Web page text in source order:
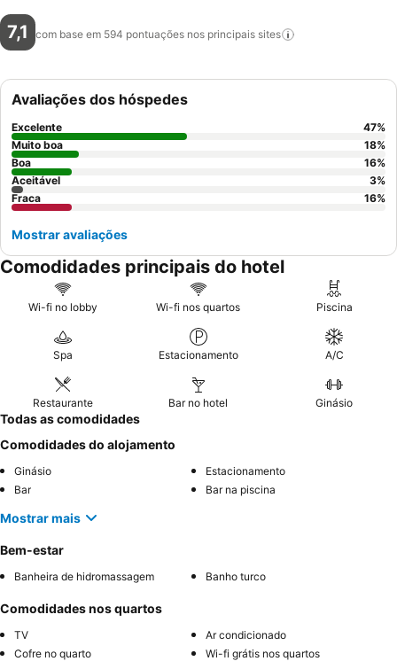
7,1 com base em 594 pontuações nos principais sites
Avaliações dos hóspedes
Excelente 47%
Muito boa
18%
Boa
16%
Aceitável
3%
Fraca
16%
Mostrar avaliações
Comodidades principais do hotel
Wi-fi no lobby Wi-fi nos quartos Piscina
Spa Estacionamento A/C
Restaurante Bar no hotel Ginásio
Todas as comodidades
Comodidades do alojamento
Ginásio
Estacionamento
Bar
Bar na piscina
Mostrar mais
Bem-estar
Banheira de hidromassagem Banho turco
Comodidades nos quartos
TV
Ar condicionado
Cofre no quarto
Wi-fi grátis nos quartos